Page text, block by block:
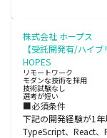
株式会社 ホープス
【受託開発有/ハイ
HOPES
リモートワーク
モダンな技術を採用
技術試験なし
選考が短い
■必須条件
下記の開発経験が1
TypeScript、React、